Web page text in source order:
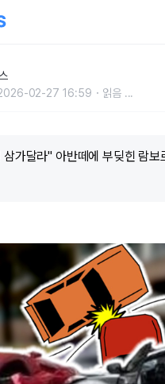
02-27 16:59 읽음 ...
가달라" 아반떼에 부딪힌 람보